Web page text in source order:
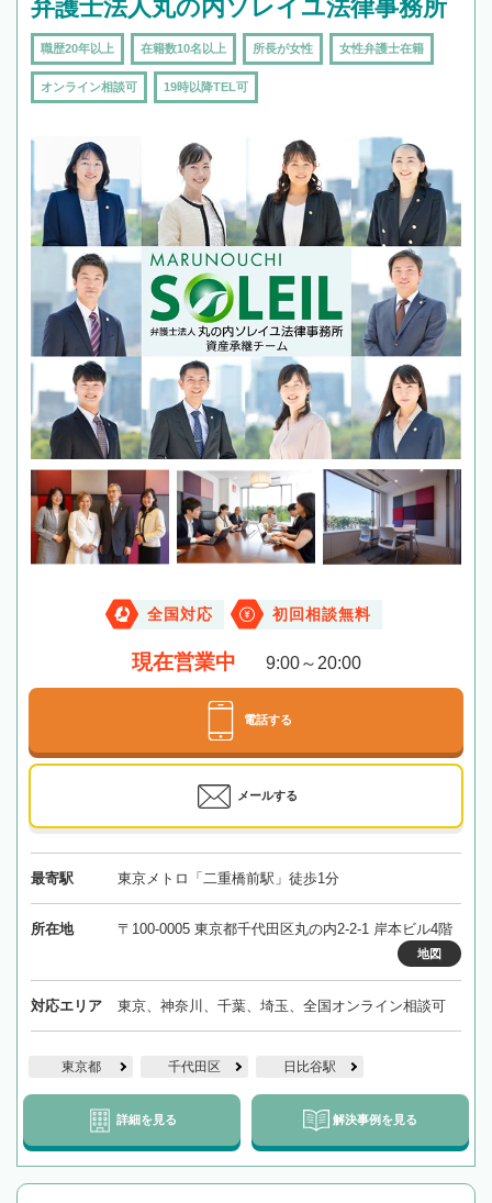
弁護士法人丸の内ソレイユ法律事務所
職歴20年以上 在籍数10名以上 所長が女性 女性弁護士在籍
オンライン相談可 19時以降TEL可
全国対応 初回相談無料
現在営業中 9:00～20:00
電話する
メールする
最寄駅 東京メトロ「二重橋前駅」徒歩1分
所在地 〒100-0005 東京都千代田区丸の内2-2-1 岸本ビル4階
地図
対応エリア 東京、神奈川、千葉、埼玉、全国オンライン相談可
東京都 千代田区 日比谷駅
詳細を見る 解決事例を見る